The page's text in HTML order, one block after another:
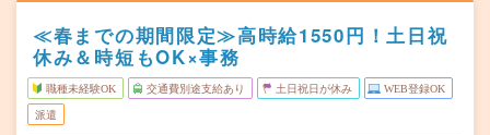
≪春までの期間限定≫高時給1550円！土日祝
休み＆時短もOK×事務
職種未経験OK 交通費別途支給あり 土日祝日が休み WEB登録OK
派遣